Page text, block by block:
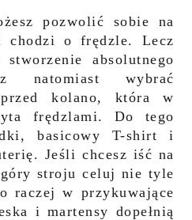
pozwolić sobie na
chodzi o frędzle. Lecz
absolutnego
natomiast wybrać
przed kolano, która w
frędzlami. Do tego
basicowy T-shirt i
Jeśli chcesz iść na
stroju celuj nie tyle
raczej w przykuwające
i martensy dopełnią